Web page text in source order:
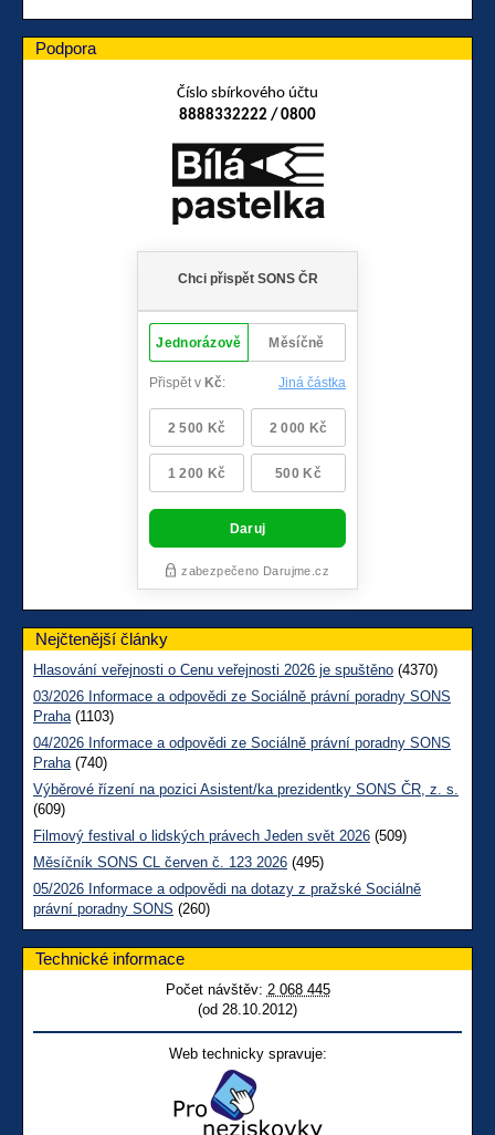
Podpora
Číslo sbírkového účtu
8888332222 / 0800
Nejčtenější články
Hlasování veřejnosti o Cenu veřejnosti 2026 je spuštěno (4370)
03/2026 Informace a odpovědi ze Sociálně právní poradny SONS
Praha(1103)
04/2026 Informace a odpovědi ze Sociálně právní poradny SONS
Praha(740)
Výběrové řízení na pozici Asistent/ka prezidentky SONS ČR, z. s.
(609)
Filmový festival o lidských právech Jeden svět 2026 (509)
Měsíčník SONS CL červen č. 123 2026 (495)
05/2026 Informace a odpovědi na dotazy z pražské Sociálně
právní poradny SONS (260)
Technické informace
Počet návštěv: 2 068 445
(od 28.10.2012)
Web technicky spravuje: